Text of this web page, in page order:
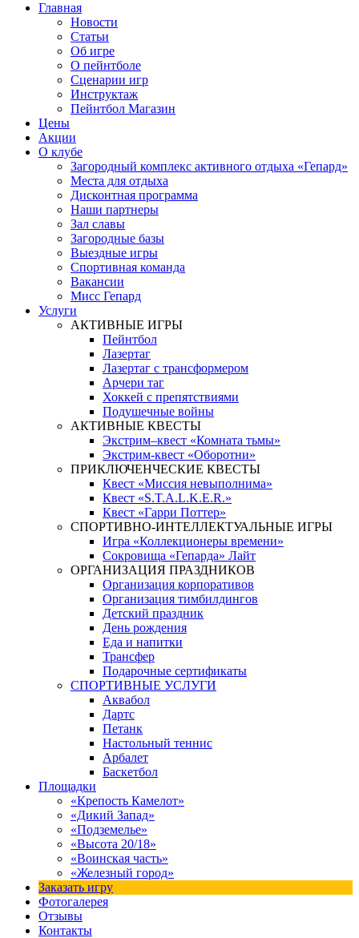
Главная
Новости
Статьи
Об игре
О пейнтболе
Сценарии игр
Инструктаж
Пейнтбол Магазин
Цены
Акции
О клубе
Загородный комплекс активного отдыха «Гепард»
Места для отдыха
Дисконтная программа
Наши партнеры
Зал славы
Загородные базы
Выездные игры
Спортивная команда
Вакансии
Мисс Гепард
Услуги
АКТИВНЫЕ ИГРЫ
Пейнтбол
Лазертаг
Лазертаг с трансформером
Арчери таг
Хоккей с препятствиями
Подушечные войны
АКТИВНЫЕ КВЕСТЫ
Экстрим–квест «Комната тьмы»
Экстрим-квест «Оборотни»
ПРИКЛЮЧЕНЧЕСКИЕ КВЕСТЫ
Квест «Миссия невыполнима»
Квест «S.T.A.L.K.E.R.»
Квест «Гарри Поттер»
СПОРТИВНО-ИНТЕЛЛЕКТУАЛЬНЫЕ ИГРЫ
Игра «Коллекционеры времени»
Сокровища «Гепарда» Лайт
ОРГАНИЗАЦИЯ ПРАЗДНИКОВ
Организация корпоративов
Организация тимбилдингов
Детский праздник
День рождения
Еда и напитки
Трансфер
Подарочные сертификаты
СПОРТИВНЫЕ УСЛУГИ
Аквабол
Дартс
Петанк
Настольный теннис
Арбалет
Баскетбол
Площадки
«Крепость Камелот»
«Дикий Запад»
«Подземелье»
«Высота 20/18»
«Воинская часть»
«Железный город»
Заказать игру
Фотогалерея
Отзывы
Контакты